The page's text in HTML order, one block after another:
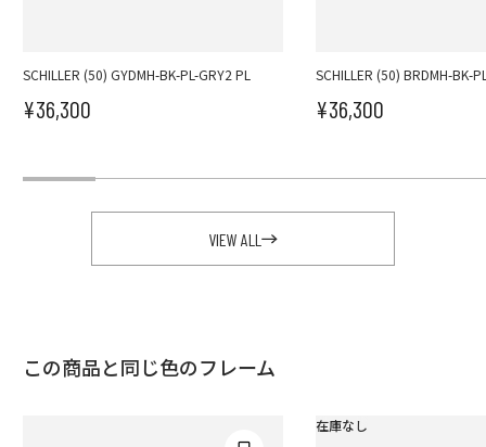
SCHILLER (50) GYDMH-BK-PL-GRY2 PL
セール価格
¥36,300
SCHILLER (50) BRDMH-BK-
セール価格
¥36,300
VIEW ALL
この商品と同じ色のフレーム
在庫なし